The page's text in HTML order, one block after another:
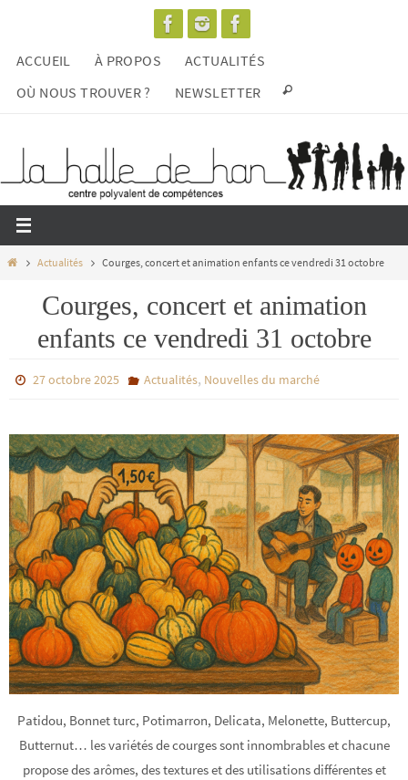
contenu
ACCUEIL À PROPOS
ACTUALITÉS
OÙ NOUS TROUVER ?
NEWSLETTER
HomeActualités Courges, concert et animation enfants ce vendredi 31 octobre
Courges, concert et animation
enfants ce vendredi 31 octobre
27 octobre 2025 Actualités, Nouvelles du marché
Patidou, Bonnet turc, Potimarron, Delicata, Melonette, Buttercup,
Butternut… les variétés de courges sont innombrables et chacune
propose des arômes, des textures et des utilisations différentes et